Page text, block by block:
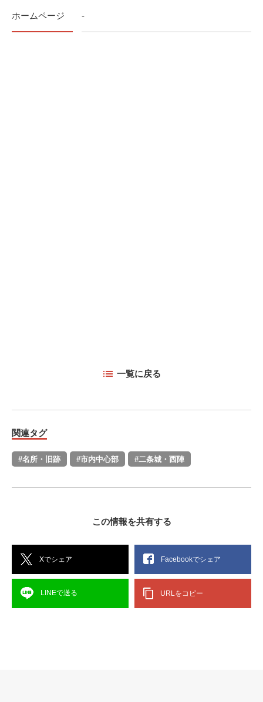
ホームページ -
一覧に戻る
関連タグ
#名所・旧跡 #市内中心部 #二条城・西陣
この情報を共有する
Xでシェア Facebookでシェア
LINEで送る URLをコピー